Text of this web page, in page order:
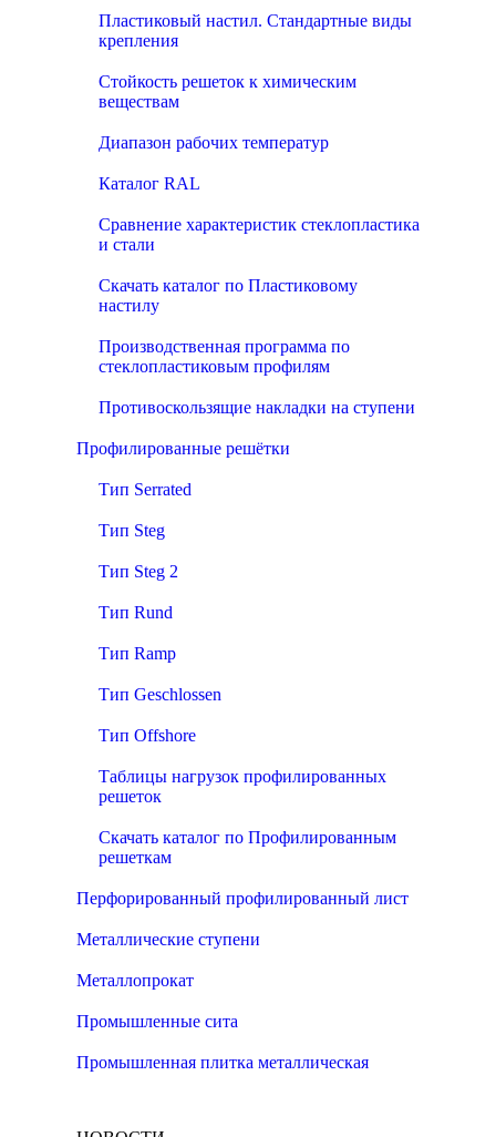
Пластиковый настил. Стандартные виды
крепления
Стойкость решеток к химическим
веществам
Диапазон рабочих температур
Каталог RAL
Сравнение характеристик стеклопластика
и стали
Скачать каталог по Пластиковому
настилу
Производственная программа по
стеклопластиковым профилям
Противоскользящие накладки на ступени
Профилированные решётки
Тип Serrated
Тип Steg
Тип Steg 2
Тип Rund
Тип Ramp
Тип Geschlossen
Тип Offshore
Таблицы нагрузок профилированных
решеток
Скачать каталог по Профилированным
решеткам
Перфорированный профилированный лист
Металлические ступени
Металлопрокат
Промышленные сита
Промышленная плитка металлическая